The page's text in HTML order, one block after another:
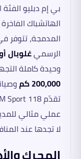
المدمجة، تتوفر
الرسميغلوبال
وحيدة كاملة
200,000 كم
عملي مثالي
لا تجدها عند